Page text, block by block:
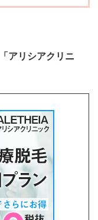
アリシアクリニ